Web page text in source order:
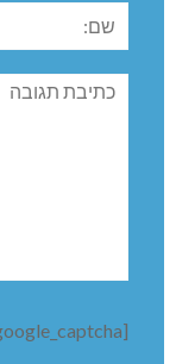
שם:
תגובה
[bws_google_captcha]